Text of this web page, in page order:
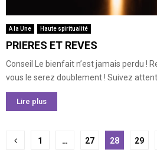
A la Une Haute spiritualité
PRIERES ET REVES
Conseil Le bienfait n’est jamais perdu !
vous le serez doublement ! Suivez
Lire plus
Pagination
1 … 27 28 29